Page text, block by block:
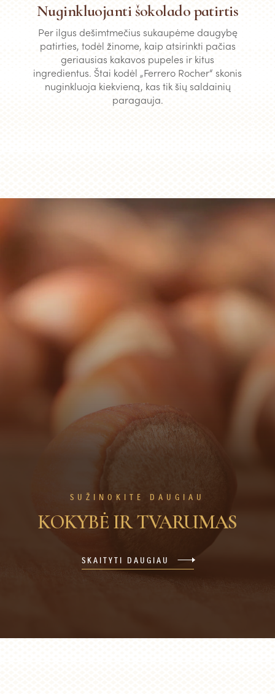
Nuginkluojanti šokolado patirtis
Per ilgus dešimtmečius sukaupėme daugybę
patirties, todėl žinome, kaip atsirinkti pačias
geriausias kakavos pupeles ir kitus
ingredientus. Štai kodėl „Ferrero Rocher“ skonis
nuginkluoja kiekvieną, kas tik šių saldainių
paragauja.
SUŽINOKITE DAUGIAU
KOKYBĖ IR TVARUMAS
SKAITYTI DAUGIAU